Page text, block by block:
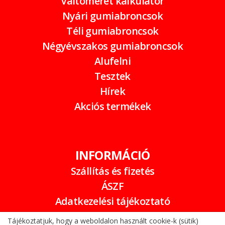
Nyári gumiabroncsok
Téli gumiabroncsok
Négyévszakos gumiabroncsok
Alufelni
Tesztek
Hírek
Akciós termékek
INFORMÁCIÓ
Szállítás és fizetés
ÁSZF
Adatkezelési tájékoztató
Garancia
Tájékoztatjuk, hogy a weboldalon használt cookie-k (sütik)